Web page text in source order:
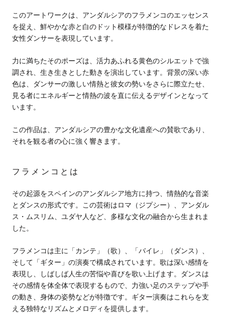
このアートワークは、アンダルシアのフラメンコのエッセンス
を捉え、鮮やかな赤と白のドット模様が特徴的なドレスを着た
女性ダンサーを表現しています。
力に満ちたそのポーズは、活力あふれる黄色のシルエットで強
調され、生き生きとした動きを演出しています。背景の深い赤
色は、ダンサーの激しい情熱と彼女の勢いをさらに際立たせ、
見る者にエネルギーと情熱の波を直に伝えるデザインとなって
います。
この作品は、アンダルシアの豊かな文化遺産への賛歌であり、
それを観る者の心に強く響きます。
フラメンコとは
その起源をスペインのアンダルシア地方に持つ、情熱的な音楽
とダンスの形式です。この芸術はロマ（ジプシー）、アンダル
ス・ムスリム、ユダヤ人など、多様な文化の融合から生まれま
した。
フラメンコは主に「カンテ」（歌）、「バイレ」（ダンス）、
そして「ギター」の演奏で構成されています。歌は深い感情を
表現し、しばしば人生の苦悩や喜びを歌い上げます。ダンスは
その感情を体全体で表現するもので、力強い足のステップや手
の動き、身体の姿勢などが特徴です。ギター演奏はこれらを支
える独特なリズムとメロディを提供します。